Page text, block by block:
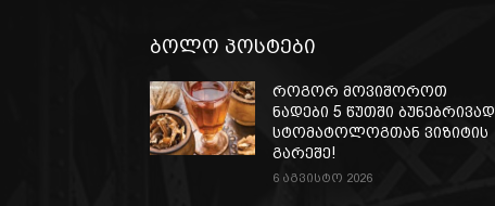
ბოლო პოსტები
როგორ მოვიშოროთ
ნადები 5 წუთში ბუნებრივად
სტომატოლოგთან ვიზიტის
გარეშე!
6 აგვისტო 2026